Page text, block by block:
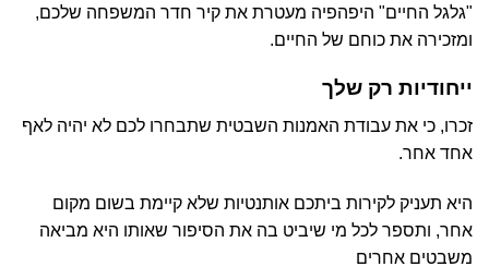
"גלגל החיים" היפהפיה מעטרת את קיר חדר המשפחה שלכם,
ומזכירה את כוחם של החיים.
ייחודיות רק שלך
זכרו, כי את עבודת האמנות השבטית שתבחרו לכם לא יהיה לאף
אחד אחר.
היא תעניק לקירות ביתכם אותנטיות שלא קיימת בשום מקום
אחר, ותספר לכל מי שיביט בה את הסיפור שאותו היא מביאה
משבטים אחרים